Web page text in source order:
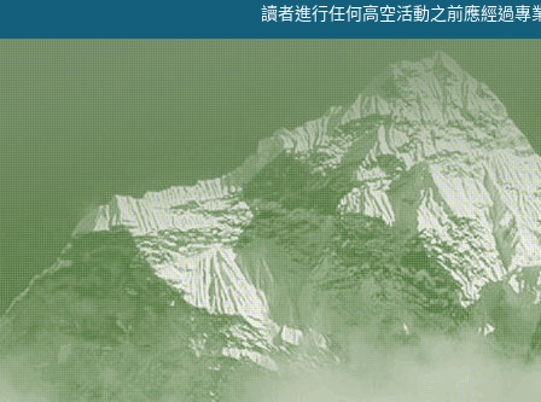
讀者進行任何高空活動之前應經過專